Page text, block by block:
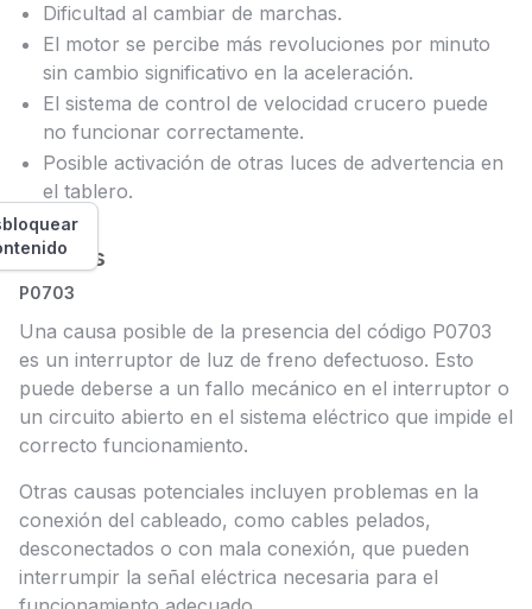
Dificultad al cambiar de marchas.
El motor se percibe más revoluciones por minuto
sin cambio significativo en la aceleración.
El sistema de control de velocidad crucero puede
no funcionar correctamente.
Posible activación de otras luces de advertencia en
el tablero.
Causas
P0703
Una causa posible de la presencia del código P0703
es un interruptor de luz de freno defectuoso. Esto
puede deberse a un fallo mecánico en el interruptor o
un circuito abierto en el sistema eléctrico que impide el
correcto funcionamiento.
Otras causas potenciales incluyen problemas en la
conexión del cableado, como cables pelados,
desconectados o con mala conexión, que pueden
interrumpir la señal eléctrica necesaria para el